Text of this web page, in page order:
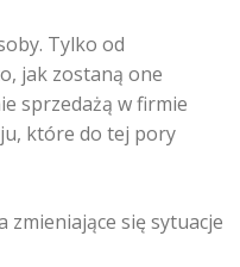
Tylko od
jak zostaną one
sprzedażą w firmie
które do tej pory
zmieniające się sytuacje